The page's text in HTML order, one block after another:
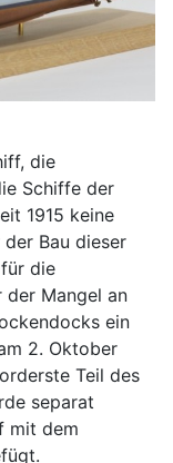
die
Schiffe der
1915 keine
Bau dieser
die
der Mangel an
ein
2. Oktober
Teil des
separat
mit dem